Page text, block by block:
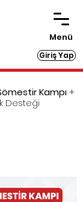
Giriş Yap
Menü
Kampı+
Desteği